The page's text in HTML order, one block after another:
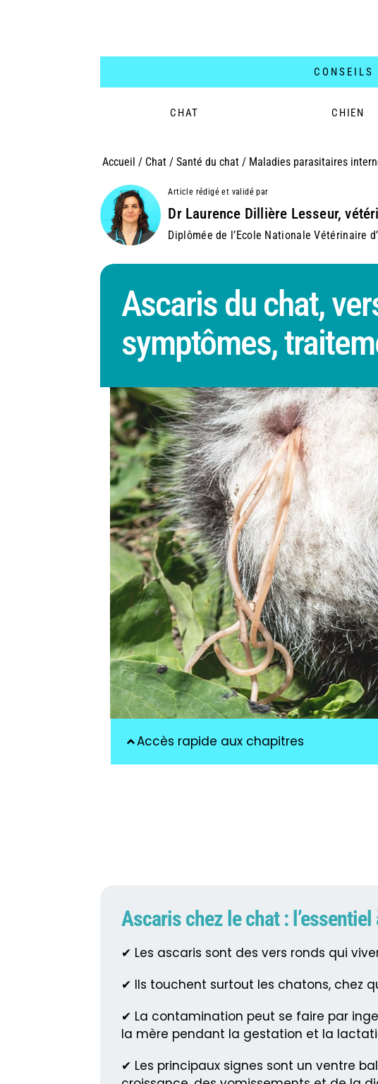
CONSEILS
CHAT CHIEN
Accueil / Chat/ Santé du chat/ Maladies parasitaires
Article rédigé et validé par
Dr Laurence Dillière Lesseur,
Diplômée de l’Ecole Nationale Vétérinaire
Ascaris du chat,
symptômes,
Accès rapide aux chapitres
Ascaris chez le chat : l’essentiel
✔ Les ascaris sont des vers ronds qui
✔ Ils touchent surtout les chatons, chez
✔ La contamination peut se faire par
la mère pendant la gestation et la
✔ Les principaux signes sont un ventre